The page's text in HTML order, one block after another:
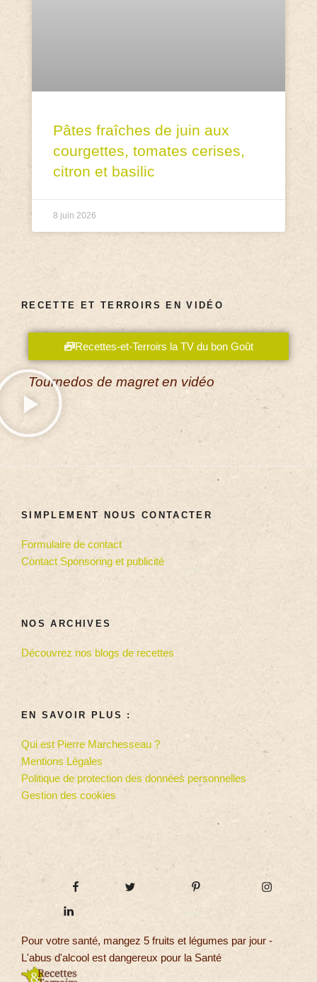
Pâtes fraîches de juin aux
courgettes, tomates cerises,
citron et basilic
8 juin 2026
RECETTE ET TERROIRS EN VIDÉO
Recettes-et-Terroirs la TV du bon Goût
Tournedos de magret en vidéo
SIMPLEMENT NOUS CONTACTER
Formulaire de contact
Contact Sponsoring et publicité
NOS ARCHIVES
Découvrez nos blogs de recettes
EN SAVOIR PLUS :
Qui est Pierre Marchesseau ?
Mentions Légales
Politique de protection des données personnelles
Gestion des cookies
Pour votre santé, mangez 5 fruits et légumes par jour -
L'abus d'alcool est dangereux pour la Santé